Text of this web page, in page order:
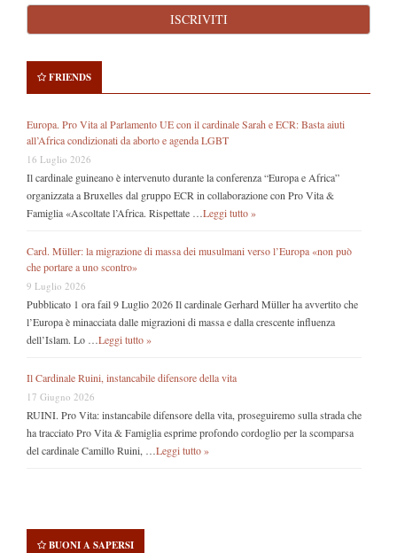
FRIENDS
Europa. Pro Vita al Parlamento UE con il cardinale Sarah e ECR: Basta aiuti
all’Africa condizionati da aborto e agenda LGBT
16 Luglio 2026
Il cardinale guineano è intervenuto durante la conferenza “Europa e Africa”
organizzata a Bruxelles dal gruppo ECR in collaborazione con Pro Vita &
Famiglia «Ascoltate l’Africa. Rispettate … Leggi tutto »
Card. Müller: la migrazione di massa dei musulmani verso l’Europa «non può
che portare a uno scontro»
9 Luglio 2026
Pubblicato 1 ora fail 9 Luglio 2026 Il cardinale Gerhard Müller ha avvertito che
l’Europa è minacciata dalle migrazioni di massa e dalla crescente influenza
dell’Islam. Lo … Leggi tutto »
Il Cardinale Ruini, instancabile difensore della vita
17 Giugno 2026
RUINI. Pro Vita: instancabile difensore della vita, proseguiremo sulla strada che
ha tracciato Pro Vita & Famiglia esprime profondo cordoglio per la scomparsa
del cardinale Camillo Ruini, … Leggi tutto »
BUONI A SAPERSI